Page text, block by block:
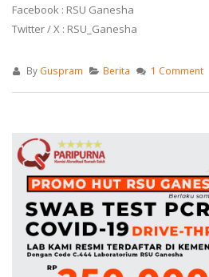
Facebook : RSU Ganesha
Twitter / X : RSU_Ganesha
By Guspram Berita 1 Comment